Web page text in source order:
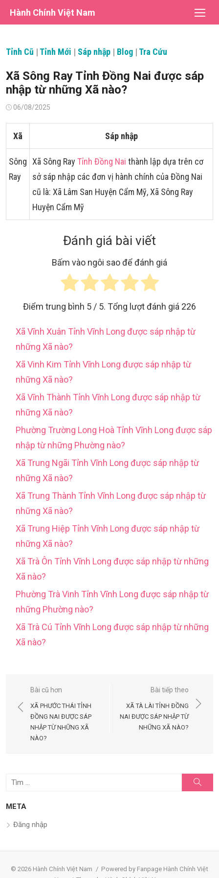
Hành Chính Việt Nam
Tỉnh Cũ | Tỉnh Mới | Sáp nhập | Blog | Tra Cứu
Xã Sông Ray Tỉnh Đồng Nai được sáp
nhập từ những Xã nào?
Đăng06/08/2025
Xã Sáp nhập
Sông
Ray
Xã Sông Ray Tỉnh Đồng Nai thành lập dựa trên cơ
sở sáp nhập các đơn vị hành chính của Đồng Nai
cũ là: Xã Lâm San Huyện Cẩm Mỹ, Xã Sông Ray
Huyện Cẩm Mỹ
Đánh giá bài viết
Bấm vào ngôi sao để đánh giá
Điểm trung bình 5 / 5. Tổng lượt đánh giá 226
Xã Vĩnh Xuân Tỉnh Vĩnh Long được sáp nhập từ
những Xã nào?
Xã Vinh Kim Tỉnh Vĩnh Long được sáp nhập từ
những Xã nào?
Xã Vĩnh Thành Tỉnh Vĩnh Long được sáp nhập từ
những Xã nào?
Phường Trường Long Hoà Tỉnh Vĩnh Long được sáp
nhập từ những Phường nào?
Xã Trung Ngãi Tỉnh Vĩnh Long được sáp nhập từ
những Xã nào?
Xã Trung Thành Tỉnh Vĩnh Long được sáp nhập từ
những Xã nào?
Xã Trung Hiệp Tỉnh Vĩnh Long được sáp nhập từ
những Xã nào?
Xã Trà Ôn Tỉnh Vĩnh Long được sáp nhập từ những
Xã nào?
Phường Trà Vinh Tỉnh Vĩnh Long được sáp nhập từ
những Phường nào?
Xã Trà Cú Tỉnh Vĩnh Long được sáp nhập từ những
Xã nào?
Điều
hướng
viết
Bài cũ hơn
XÃ PHƯỚC THÁI TỈNH
ĐỒNG NAI ĐƯỢC SÁP
NHẬP TỪ NHỮNG XÃ
NÀO?
Bài tiếp theo
XÃ TÀ LÀI TỈNH ĐỒNG
NAI ĐƯỢC SÁP NHẬP TỪ
NHỮNG XÃ NÀO?
Tìm
quả
kiếm
META
Đăng nhập
© 2026 Hành Chính Việt Nam / Powered by Fanpage Hành Chính Việt